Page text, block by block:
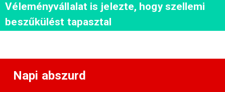
Véleményvállalat is jelezte, hogy szellemi
beszűkülést tapasztal
Napi abszurd